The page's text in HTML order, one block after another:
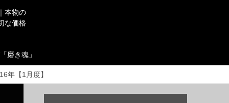
本物の
な価格
磨き魂」
年【1月度】